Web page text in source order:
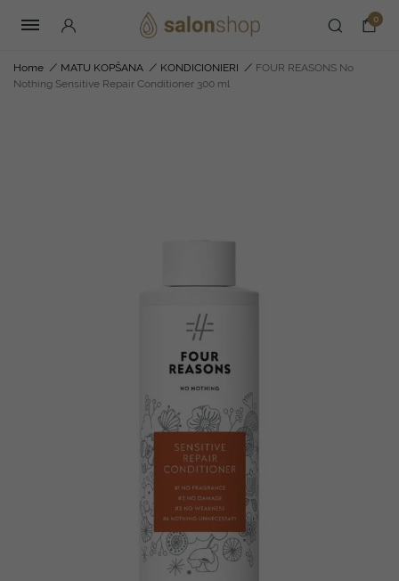
0
Home / MATU KOPŠANA / KONDICIONIERI / FOUR REASONS No
Nothing Sensitive Repair Conditioner 300 ml